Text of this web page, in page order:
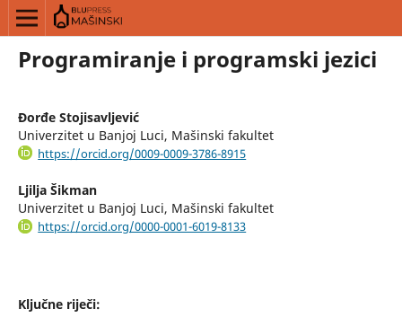
Programiranje i programski jezici
Đorđe Stojisavljević
Univerzitet u Banjoj Luci, Mašinski fakultet
https://orcid.org/0009-0009-3786-8915
Ljilja Šikman
Univerzitet u Banjoj Luci, Mašinski fakultet
https://orcid.org/0000-0001-6019-8133
Ključne riječi: